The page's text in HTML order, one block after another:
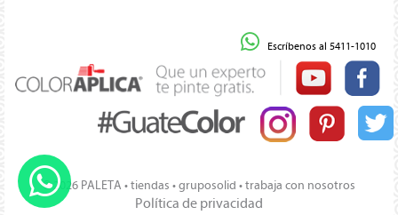
Escríbenos al 5411-1010
© 2026 PALETA •tiendas •gruposolid •trabaja con nosotros
Política de privacidad